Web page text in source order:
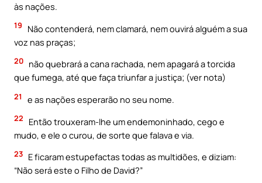
às nações.
19
Não contenderá, nem clamará, nem ouvirá alguém a sua
voz nas praças;
20 não quebrará a cana rachada, nem apagará a torcida
que fumega, até que faça triunfar a justiça; (ver nota)
21 e as nações esperarão no seu nome.
22
Então trouxeram-lhe um endemoninhado, cego e
mudo, e ele o curou, de sorte que falava e via.
23 E ficaram estupefactas todas as multidões, e diziam:
“Não será este o Filho de David?”